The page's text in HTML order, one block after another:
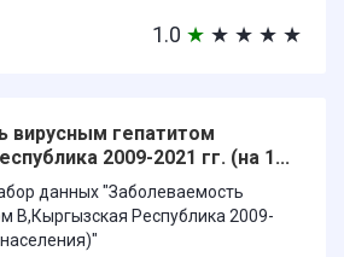
1.0 ★ ★ ★ ★ ★
вирусным гепатитом
2009-2021 гг. (на 1...
данных "Заболеваемость
В,Кыргызская Республика 2009-